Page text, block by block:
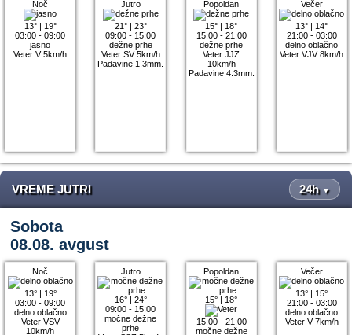
Noč
13°| 19°
03:00 - 09:00
jasno
Veter V 5km/h
Jutro
21°| 23°
09:00 - 15:00
dežne prhe
Veter SV 5km/h
Padavine 1.3mm.
Popoldan
15° | 18°
15:00 - 21:00
dežne prhe
Veter JJZ
10km/h
Padavine 4.3mm.
Večer
13° | 14°
21:00 - 03:00
delno oblačno
Veter VJV 8km/h
VREME JUTRI 24h ▼
Sobota
08.08. avgust
Noč
13°| 19°
03:00 - 09:00
delno oblačno
Veter VSV
10km/h
Jutro
16°| 24°
09:00 - 15:00
močne dežne
prhe
Popoldan
15° | 18°
15:00 - 21:00
močne dežne
Večer
13° | 15°
21:00 - 03:00
delno oblačno
Veter V 7km/h